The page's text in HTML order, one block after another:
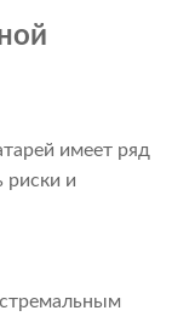
имеет ряд
риски и